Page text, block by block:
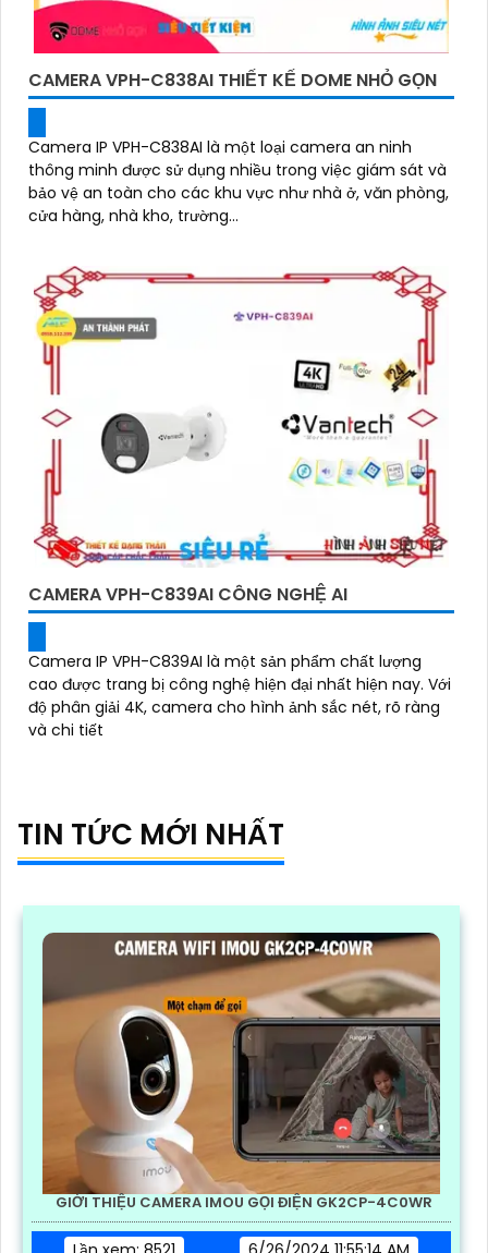
CAMERA VPH-C838AI THIẾT KẾ DOME NHỎ GỌN
Camera IP VPH-C838AI là một loại camera an ninh
thông minh được sử dụng nhiều trong việc giám sát và
bảo vệ an toàn cho các khu vực như nhà ở, văn phòng,
cửa hàng, nhà kho, trường...
CAMERA VPH-C839AI CÔNG NGHỆ AI
Camera IP VPH-C839AI là một sản phẩm chất lượng
cao được trang bị công nghệ hiện đại nhất hiện nay. Với
độ phân giải 4K, camera cho hình ảnh sắc nét, rõ ràng
và chi tiết
TIN TỨC MỚI NHẤT
GIỚI THIỆU CAMERA IMOU GỌI ĐIỆN GK2CP-4C0WR